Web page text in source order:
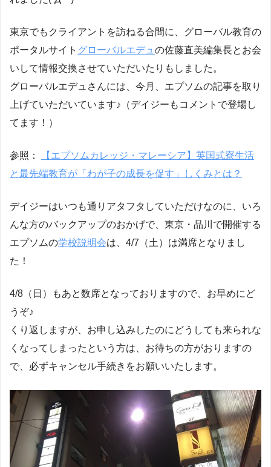
東京でもクライアントを訪ねる合間に、グローバル教育の
ポータルサイト グローバルエデュ の佐藤直美編集長とお会
いして情報交換させていただいたりもしました。
グローバルエデュさんには、今月、エプソムの記事を取り
上げていただいています♪（デイジーもコメントで登場し
てます！）
参照：
【エプソムカレッジ・マレーシア】英国式寮生活
と最先端教育が「わが子の成長を促す」しくみとは？
デイジーはいつも通りアタフタしていただけなのに、いろ
んな方のバックアップのおかげで、東京・品川で開催する
エプソムの学校説明会は、4/7（土）は満席となりまし
た！
4/8（日）もあと数席となっておりますので、お早めにど
うぞ♪
くり返しますが、お申し込みしたのにどうしても来られな
くなってしまったという方は、お待ちの方がおりますの
で、必ずキャンセル手続きをお願いいたします。